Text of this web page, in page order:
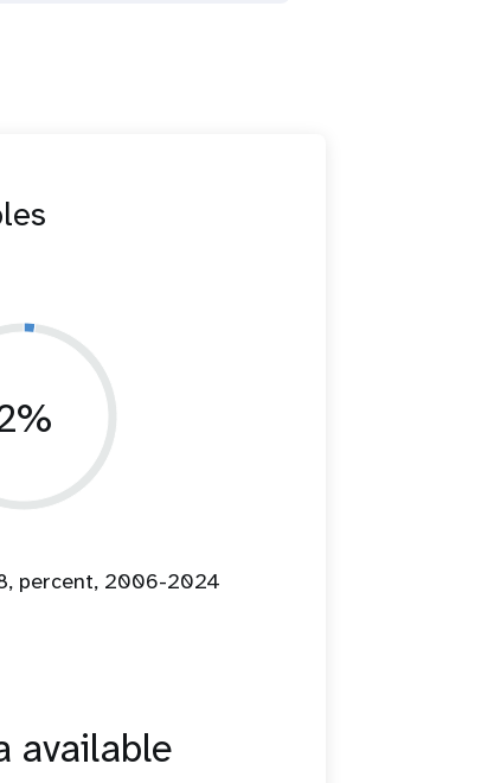
percent, 2006-2024
available